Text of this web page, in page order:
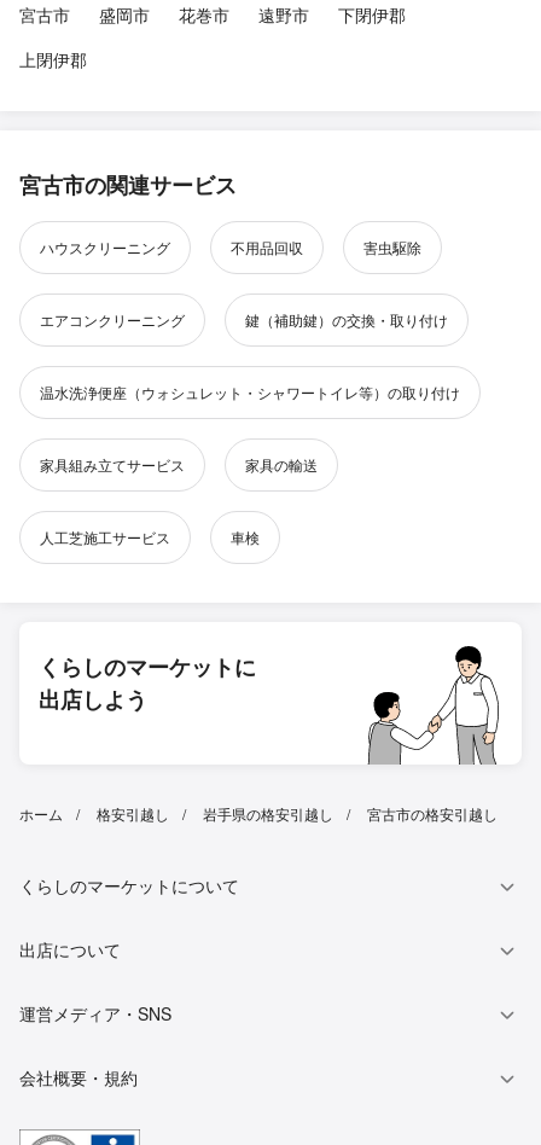
宮古市
盛岡市 花巻市 遠野市
下閉伊郡
上閉伊郡
宮古市の関連サービス
ハウスクリーニング 不用品回収 害虫駆除
エアコンクリーニング 鍵（補助鍵）の交換・取り付け
温水洗浄便座（ウォシュレット・シャワートイレ等）の取り付け
家具組み立てサービス 家具の輸送
人工芝施工サービス 車検
くらしのマーケットに
出店しよう
ホーム 格安引越し 岩手県の格安引越し 宮古市の格安引越し
くらしのマーケットについて
出店について
運営メディア・SNS
会社概要・規約